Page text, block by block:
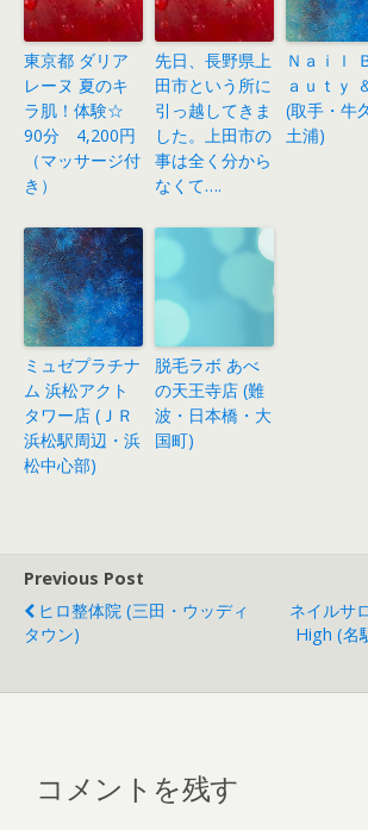
東京都 ダリア
レーヌ 夏のキ
ラ肌！体験☆
90分 4,200円
（マッサージ付
き）
先日、長野県上
田市という所に
引っ越してきま
した。上田市の
事は全く分から
なくて….
Ｎａｉｌ
ａｕｔｙ
(取手・牛
土浦)
ミュゼプラチナ
ム 浜松アクト
タワー店 (ＪＲ
浜松駅周辺・浜
松中心部)
脱毛ラボ あべ
の天王寺店 (難
波・日本橋・大
国町)
Previous Post
ヒロ整体院 (三田・ウッディ
タウン)
ネイルサ
High (名
コメントを残す